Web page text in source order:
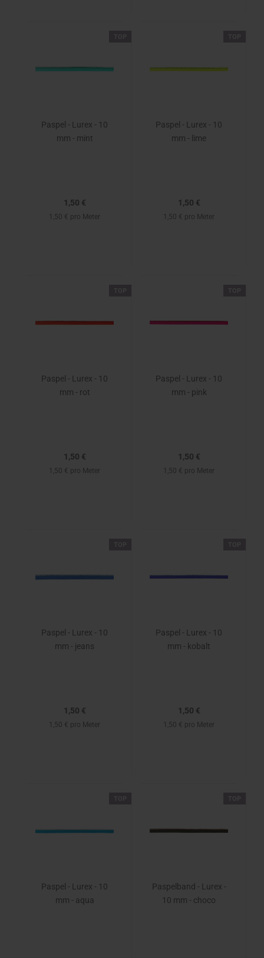
Paspel - Lurex - 10
mm - mint
1,50 €
1,50 € pro Meter
Paspel - Lurex - 10
mm - lime
1,50 €
1,50 € pro Meter
Paspel - Lurex - 10
mm - rot
1,50 €
1,50 € pro Meter
Paspel - Lurex - 10
mm - pink
1,50 €
1,50 € pro Meter
Paspel - Lurex - 10
mm - jeans
1,50 €
1,50 € pro Meter
Paspel - Lurex - 10
mm - kobalt
1,50 €
1,50 € pro Meter
Paspel - Lurex - 10
mm - aqua
Paspelband - Lurex -
10 mm - choco